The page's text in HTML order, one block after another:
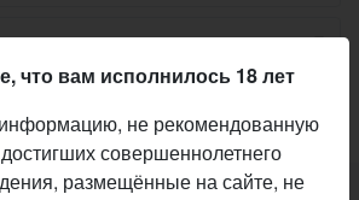
критериям не найдено
что вам исполнилось 18 лет
не рекомендованную
совершеннолетнего
размещённые на сайте, не